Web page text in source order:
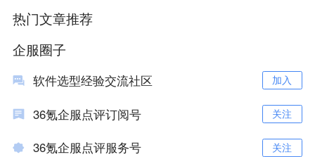
热门文章推荐
企服圈子
软件选型经验交流社区 加入
36氪企服点评订阅号 关注
36氪企服点评服务号 关注